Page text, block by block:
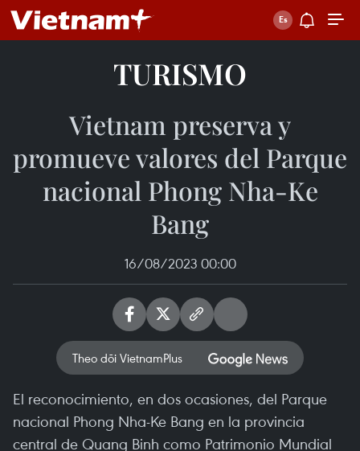
TURISMO
Vietnam preserva y
promueve valores del Parque
nacional Phong Nha-Ke
Bang
16/08/2023 00:00
Theo dõi VietnamPlus
El reconocimiento, en dos ocasiones, del Parque
nacional Phong Nha-Ke Bang en la provincia
central de Quang Binh como Patrimonio Mundial